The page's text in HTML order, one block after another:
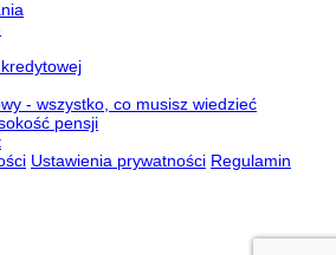
- wszystko, co musisz wiedzieć
pensji
Ustawienia prywatności Regulamin